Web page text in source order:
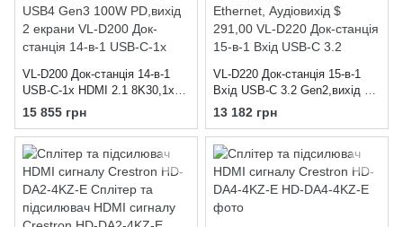
VL-D200 Док-станція 14-в-1
USB-C-1x HDMI 2.1 8K30,1x
HDMI 2.0 4K60, USB4 Gen3
100W PD,вихід 2 екрани
15 855 грн
VL-D220 Док-станція 15-в-1
Вхід USB-C 3.2 Gen2,вихід 3
екрани, Ethernet, Аудіовихід $
13 182 грн